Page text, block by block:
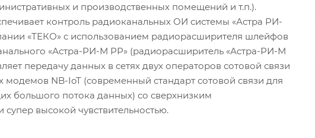
и производственных помещений и т.п.).
контроль радиоканальных ОИ системы «Астра РИ-
«ТЕКО» с использованием радиорасширителя шлейфов
«Астра-РИ-М РР» (радиорасширитель «Астра-РИ-М
передачу данных в сетях двух операторов сотовой связи
модемов NB-IoT (современный стандарт сотовой связи для
большого потока данных) со сверхнизким
высокой чувствительностью.